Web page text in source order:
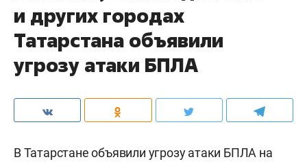
и других городах
Татарстана объявили
угрозу атаки БПЛА
В Татарстане объявили угрозу атаки БПЛА на